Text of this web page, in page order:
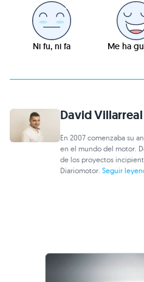
Ni fu, ni fa Me ha
David Villarreal
En 2007 comenzaba su
en el mundo del motor.
de los proyectos
Diariomotor.Seguir